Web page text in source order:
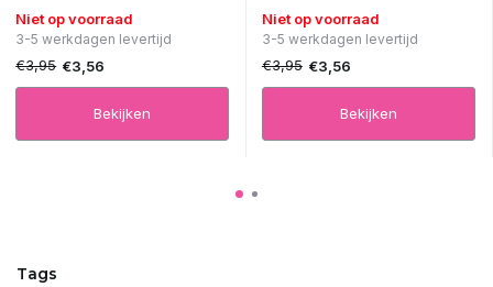
Niet op voorraad
3-5 werkdagen levertijd
€3,95 €3,56
Bekijken
Niet op voorraad
3-5 werkdagen levertijd
€3,95 €3,56
Bekijken
Tags